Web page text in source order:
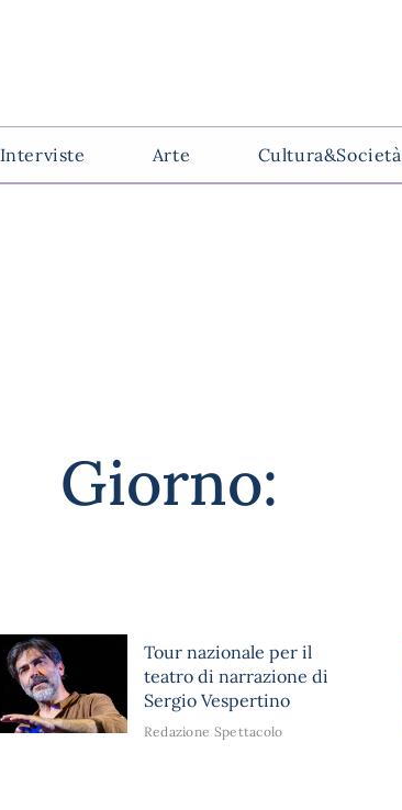
Interviste Arte Cultura&Società
Giorno:
Tour nazionale per il
teatro di narrazione di
Sergio Vespertino
Redazione Spettacolo